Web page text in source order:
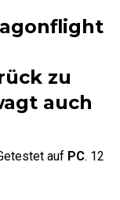
zu
auch
auf PC. 12